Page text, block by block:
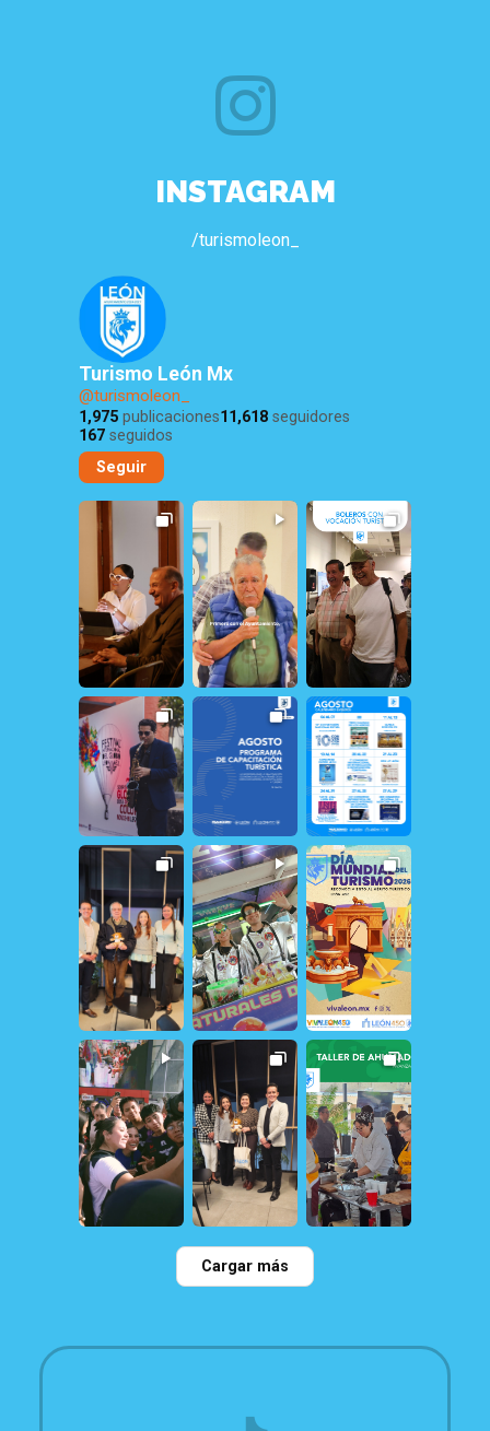
INSTAGRAM
/turismoleon_
Turismo León Mx
@turismoleon_
1,975 publicaciones11,618 seguidores
167 seguidos
Seguir
11 0 19 11 1
153 1 30 0 21 1
22 0 114 0 79 2
109 0 28 0
Cargar más